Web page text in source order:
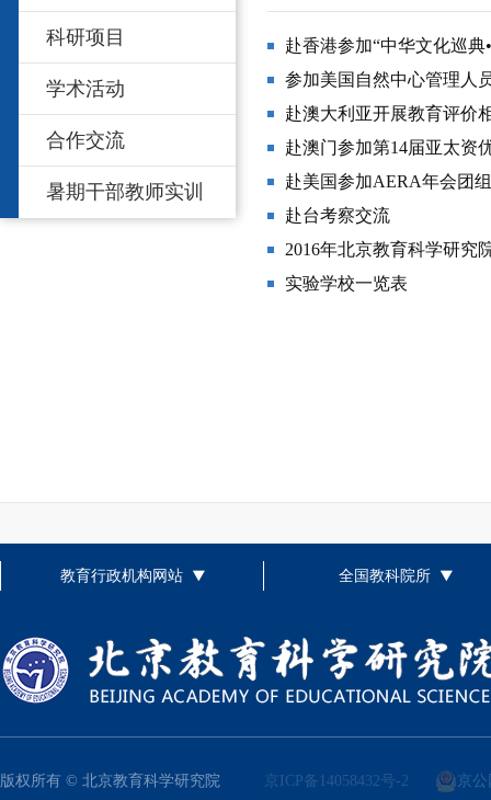
科研项目
学术活动
合作交流
暑期干部教师实训
赴香港参加“中华文化巡
参加美国自然中心管理人
赴澳大利亚开展教育评价
赴澳门参加第14届亚太资
赴美国参加AERA年会团组
赴台考察交流
2016年北京教育科学研究
实验学校一览表
教育行政机构网站 全国教科院所
版权所有 © 北京教育科学研究院 京ICP备14058432号-2 京公